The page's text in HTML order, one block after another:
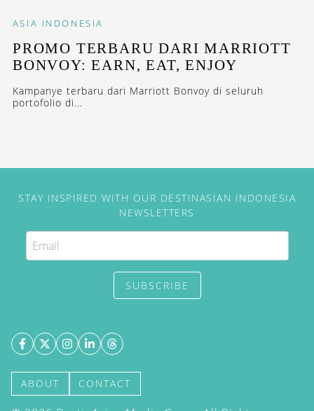
ASIA INDONESIA
PROMO TERBARU DARI MARRIOTT
BONVOY: EARN, EAT, ENJOY
Kampanye terbaru dari Marriott Bonvoy di seluruh
portofolio di...
STAY INSPIRED WITH OUR DESTINASIAN INDONESIA
NEWSLETTERS
SUBSCRIBE
ABOUT CONTACT